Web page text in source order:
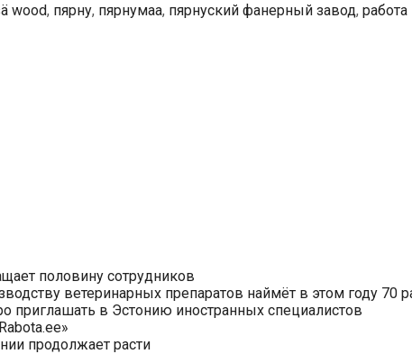
wood, пярну, пярнумаа, пярнуский фанерный завод,
половину сотрудников
ветеринарных препаратов наймёт в этом году 70
приглашать в Эстонию иностранных специалистов
продолжает расти